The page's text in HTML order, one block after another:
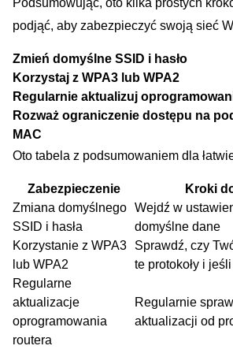
⁤podjąć, aby ‍zabezpieczyć swoją sieć‍
Zmień domyślne SSID i‌ hasło
Korzystaj z WPA3 lub WPA2
Regularnie aktualizuj
Rozważ ograniczenie dostępu na⁤
MAC
Oto ⁢tabela⁤ z podsumowaniem dla
Zabezpieczenie
Kroki
Zmiana domyślnego
SSID i hasła
Wejdź w
domyślne dane
Korzystanie​ z‌ WPA3
lub​ WPA2
Sprawdź, czy
te protokoły i
Regularne
aktualizacje
oprogramowania
routera
Regularnie‍
aktualizacji od